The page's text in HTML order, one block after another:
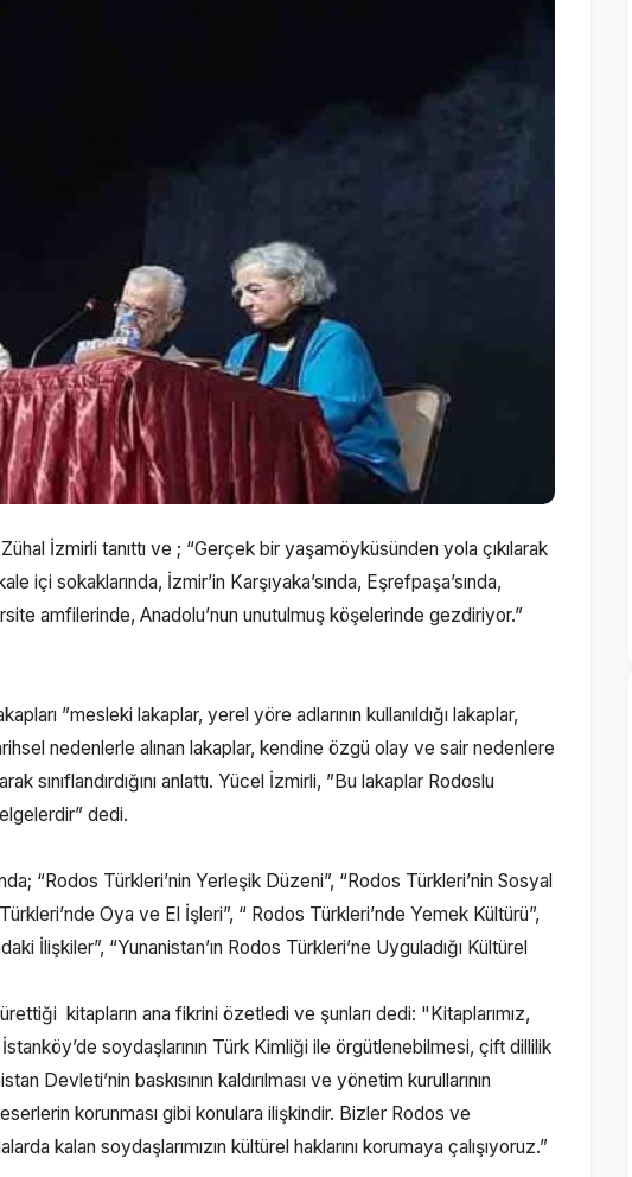
İzmirli tanıttı ve ; “Gerçek bir yaşamöyküsünden yola çıkılarak
içi sokaklarında, İzmir’in Karşıyaka’sında, Eşrefpaşa’sında,
amfilerinde, Anadolu’nun unutulmuş köşelerinde gezdiriyor.”
”mesleki lakaplar, yerel yöre adlarının kullanıldığı lakaplar,
nedenlerle alınan lakaplar, kendine özgü olay ve sair nedenlere
sınıflandırdığını anlattı. Yücel İzmirli, ”Bu lakaplar Rodoslu
dedi.
“Rodos Türkleri’nin Yerleşik Düzeni”, “Rodos Türkleri’nin Sosyal
Oya ve El İşleri”, “ Rodos Türkleri’nde Yemek Kültürü”,
İlişkiler”, “Yunanistan’ın Rodos Türkleri’ne Uyguladığı Kültürel
kitapların ana fikrini özetledi ve şunları dedi: "Kitaplarımız,
soydaşlarının Türk Kimliği ile örgütlenebilmesi, çift dillilik
Devleti’nin baskısının kaldırılması ve yönetim kurullarının
korunması gibi konulara ilişkindir. Bizler Rodos ve
kalan soydaşlarımızın kültürel haklarını korumaya çalışıyoruz.”